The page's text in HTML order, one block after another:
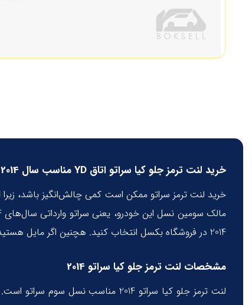
خرید لنت ترمز جلو کیا سراتو اتاق YD مناسب سال 2014 تا 2018
خرید لنت ترمز سراتو ممکن است کمی چالش‌انگیز باشد،
2014 در فروشگاه بکسل انتخاب کنید. هچنین اگر مایل هستید که با اطمینان بیشتری لنت ترمز را انتخاب کنید می‌توانید شاسی خودرو خود را چک کرده و برای ما ارسال کنید.
مشخصات لنت ترمز جلو کیا سراتو 2014